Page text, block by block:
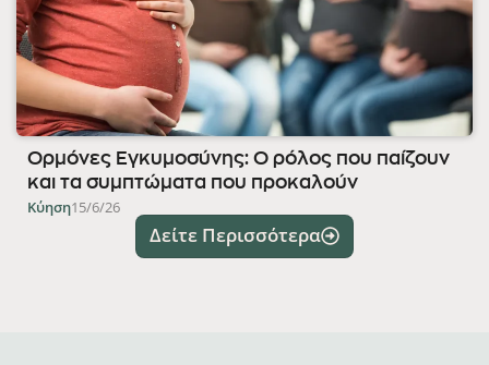
Ορμόνες Εγκυμοσύνης: Ο ρόλος που παίζουν
και τα συμπτώματα που προκαλούν
Κύηση15/6/26
Δείτε Περισσότερα